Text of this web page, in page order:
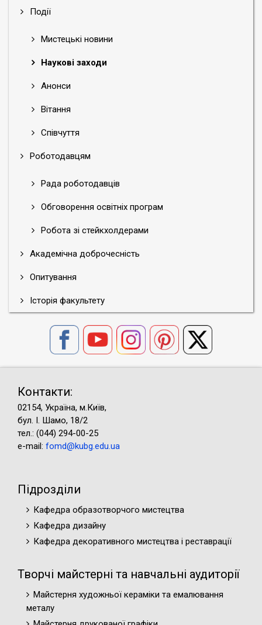
Події
Мистецькі новини
Наукові заходи
Анонси
Вітання
Співчуття
Роботодавцям
Рада роботодавців
Обговорення освітніх програм
Робота зі стейкхолдерами
Академічна доброчесність
Опитування
Історія факультету
Контакти:
02154, Україна, м.Київ,
бул. І. Шамо, 18/2
тел.: (044) 294-00-25
e-mail: fomd@kubg.edu.ua
Підрозділи
Кафедра образотворчого мистецтва
Кафедра дизайну
Кафедра декоративного мистецтва і реставрації
Творчі майстерні та навчальні аудиторії
Майстерня художньої кераміки та емалювання
металу